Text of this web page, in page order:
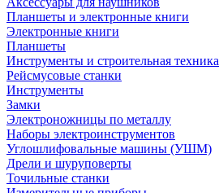
Планшеты и электронные книги
Электронные книги
Планшеты
Инструменты и строительная техника
Рейсмусовые станки
Инструменты
Замки
Электроножницы по металлу
Наборы электроинструментов
Углошлифовальные машины (УШМ)
Дрели и шуруповерты
Точильные станки